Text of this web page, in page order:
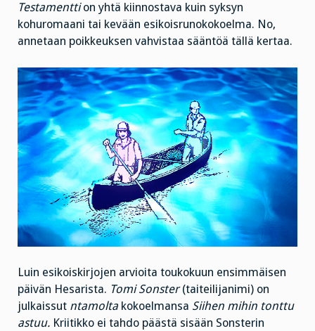
Testamenttion yhtä kiinnostava kuin syksyn
kohuromaani tai kevään esikoisrunokokoelma. No,
annetaan poikkeuksen vahvistaa sääntöä tällä kertaa.
Luin esikoiskirjojen arvioita toukokuun ensimmäisen
päivän Hesarista. Tomi Sonster(taiteilijanimi) on
julkaissut ntamolta kokoelmansa Siihen mihin tonttu
astuu. Kriitikko ei tahdo päästä sisään Sonsterin